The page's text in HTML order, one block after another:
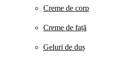
Creme de corp
Creme de față
Geluri de duș